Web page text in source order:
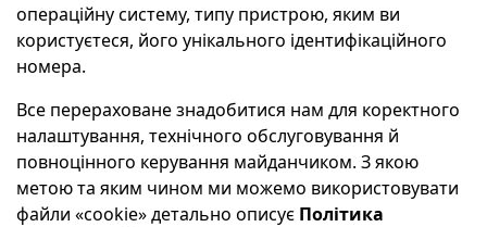
операційну систему, типу пристрою, яким ви
користуєтеся, його унікального ідентифікаційного
номера.
Все перераховане знадобитися нам для коректного
налаштування, технічного обслуговування й
повноцінного керування майданчиком. З якою
метою та яким чином ми можемо використовувати
файли «cookie» детально описує Політика